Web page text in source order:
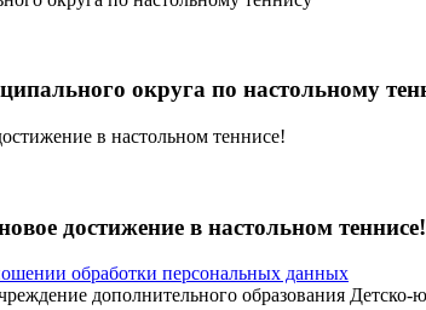
округа по настольному
достижение в настольном теннисе!
обработки персональных данных
дополнительного образования Детско-